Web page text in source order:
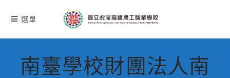
選單
南臺學校財團法人南